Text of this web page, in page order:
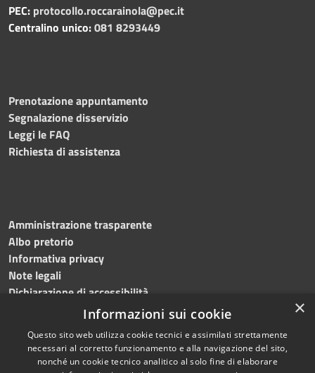
PEC: protocollo.roccarainola@pec.it
Centralino unico:081 8293449
Prenotazione appuntamento
Segnalazione disservizio
Leggi le FAQ
Richiesta di assistenza
Amministrazione trasparente
Albo pretorio
Informativa privacy
Note legali
Dichiarazione di accessibilità
Copyright © 2024, Comune
×
Informazioni sui cookie
Questo sito web utilizza cookie tecnici e assimilati strettamente
necessari al corretto funzionamento e alla navigazione del sito,
nonché un cookie tecnico analitico al solo fine di elaborare